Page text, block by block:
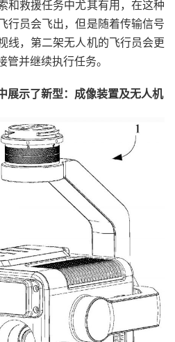
和救援任务中尤其有用，在这种
行员会飞出，但是随着传输信号
线，第二架无人机的飞行员会更
并继续执行任务。
展示了新型：成像装置及无人机